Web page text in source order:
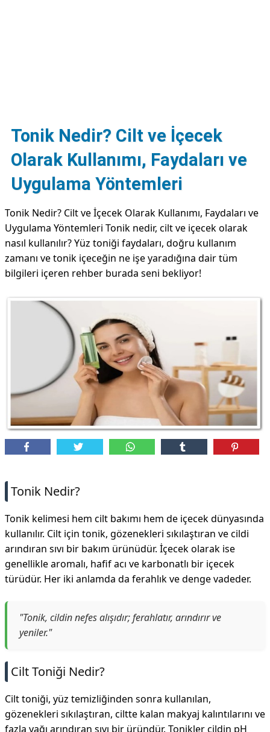
Tonik Nedir? Cilt ve İçecek
Olarak Kullanımı, Faydaları ve
Uygulama Yöntemleri
Tonik Nedir? Cilt ve İçecek Olarak Kullanımı, Faydaları ve
Uygulama Yöntemleri Tonik nedir, cilt ve içecek olarak
nasıl kullanılır? Yüz toniği faydaları, doğru kullanım
zamanı ve tonik içeceğin ne işe yaradığına dair tüm
bilgileri içeren rehber burada seni bekliyor!
Tonik Nedir?
Tonik kelimesi hem cilt bakımı hem de içecek dünyasında
kullanılır. Cilt için tonik, gözenekleri sıkılaştıran ve cildi
arındıran sıvı bir bakım ürünüdür. İçecek olarak ise
genellikle aromalı, hafif acı ve karbonatlı bir içecek
türüdür. Her iki anlamda da ferahlık ve denge vadeder.
"Tonik, cildin nefes alışıdır; ferahlatır, arındırır ve
yeniler."
Cilt Toniği Nedir?
Cilt toniği, yüz temizliğinden sonra kullanılan,
gözenekleri sıkılaştıran, ciltte kalan makyaj kalıntılarını ve
fazla yağı arındıran sıvı bir üründür. Tonikler cildin pH